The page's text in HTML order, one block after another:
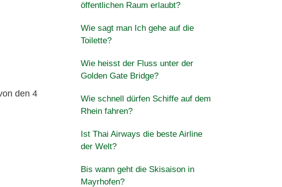
den 4
öffentlichen Raum erlaubt?
Wie sagt man Ich gehe auf die
Toilette?
Wie heisst der Fluss unter der
Golden Gate Bridge?
Wie schnell dürfen Schiffe auf dem
Rhein fahren?
Ist Thai Airways die beste Airline
der Welt?
Bis wann geht die Skisaison in
Mayrhofen?